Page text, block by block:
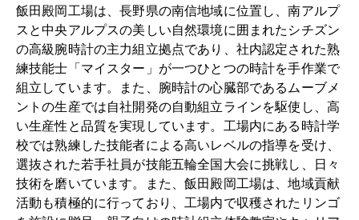
飯田殿岡工場は、長野県の南信地域に位置し、南アルプ
スと中央アルプスの美しい自然環境に囲まれたシチズン
の高級腕時計の主力組立拠点であり、社内認定された熟
練技能士「マイスター」が一つひとつの時計を手作業で
組立しています。また、腕時計の心臓部であるムーブメ
ントの生産では自社開発の自動組立ラインを駆使し、高
い生産性と品質を実現しています。工場内にある時計学
校では熟練した技能者による高いレベルの指導を受け、
選抜された若手社員が技能五輪全国大会に挑戦し、日々
技術を磨いています。また、飯田殿岡工場は、地域貢献
活動も積極的に行っており、工場内で収穫されたリンゴ